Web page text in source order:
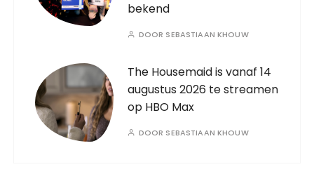
bekend
DOOR SEBASTIAAN KHOUW
The Housemaid is vanaf 14
augustus 2026 te streamen
op HBO Max
DOOR SEBASTIAAN KHOUW